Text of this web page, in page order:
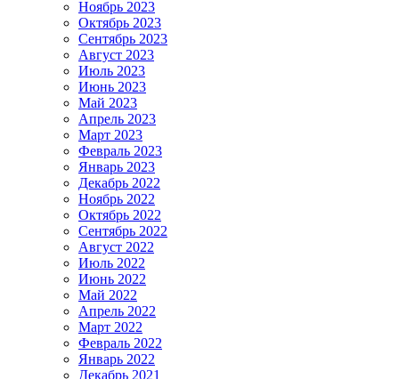
Ноябрь 2023
Октябрь 2023
Сентябрь 2023
Август 2023
Июль 2023
Июнь 2023
Май 2023
Апрель 2023
Март 2023
Февраль 2023
Январь 2023
Декабрь 2022
Ноябрь 2022
Октябрь 2022
Сентябрь 2022
Август 2022
Июль 2022
Июнь 2022
Май 2022
Апрель 2022
Март 2022
Февраль 2022
Январь 2022
Декабрь 2021